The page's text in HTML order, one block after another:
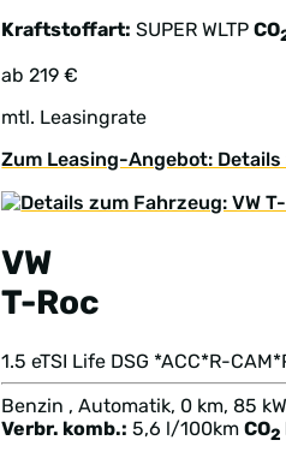
Kraftstoffart: SUPER WLTPCO
ab 219 €
mtl. Leasingrate
Zum Leasing-Angebot: Details
VW
T-Roc
1.5 eTSI Life DSG *ACC*R-
Benzin , Automatik, 0 km, 85 kW
Verbr. komb.: 5,6 l/100km CO2